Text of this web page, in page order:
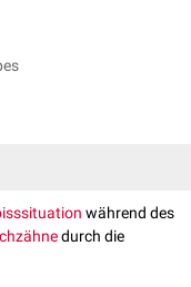
während des
durch die